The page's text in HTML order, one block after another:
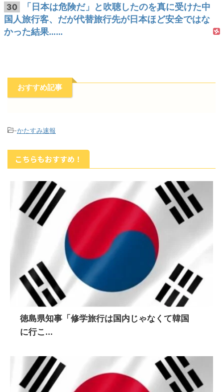
30
「日本は危険だ」と吹聴したのを真に受けた中
国人旅行客、だが代替旅行先が日本ほど安全ではな
かった結果……
おすすめ記事
-かたすみ速報
こちらもおすすめ！
徳島県知事「修学旅行は国内じゃなくて韓国
に行こ...